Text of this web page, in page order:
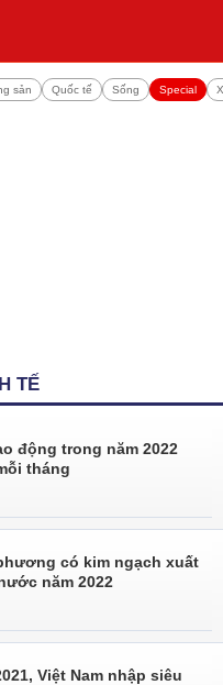
sản Quốc tế Sống Special
TẾ
động trong năm 2022
tháng
có kim ngạch xuất
năm 2022
Việt Nam nhập siêu